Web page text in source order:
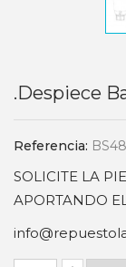
.Despiece
Referencia:
SOLICITE LA
APORTANDO